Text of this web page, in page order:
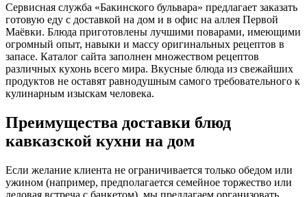
Сервисная служба «Бакинского бульвара» предлагает заказать
готовую еду с доставкой на дом и в офис на аллея Первой
Маёвки. Блюда приготовлены лучшими поварами, имеющими
огромный опыт, навыки и массу оригинальных рецептов в
запасе. Каталог сайта заполнен множеством рецептов
различных кухонь всего мира. Вкусные блюда из свежайших
продуктов не оставят равнодушным самого требовательного к
кулинарным изыскам человека.
Преимущества доставки блюд
кавказской кухни на дом
Если желание клиента не ограничивается только обедом или
ужином (например, предполагается семейное торжество или
деловая встреча с банкетом), мы предлагаем организовать